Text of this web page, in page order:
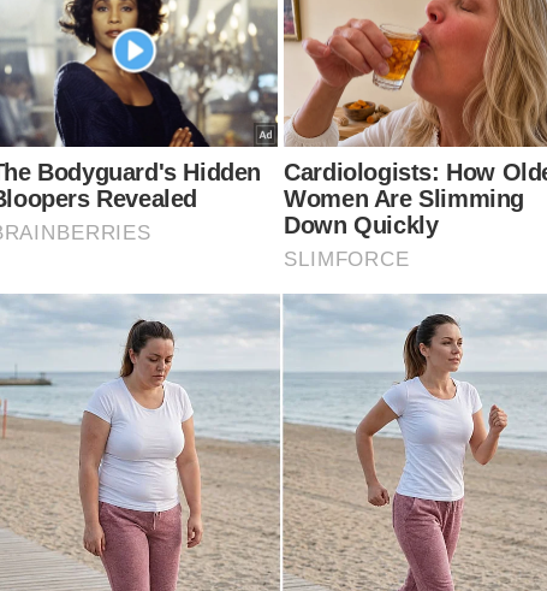
"Nasib baik apabila kami memeriksa arkib kami,
tulang-tulang terbabit didapati hanya dipinjamkan
(kepada universiti di Amerika Syarikat), jadi kami
menulis kepada mereka yang kami mahukan tulang
tersebut dipulangkan semula,” katanya.
Beliau berkata, lebih 100 tulang manusia purba itu
dijangka akan dipamerkan di Kompleks Muzium
Sarawak yang baru siap dibina dan sedang
menjalani kerja ubah suai serta disasarkan akan
dibuka hujung tahun ini. - Bernama
Artikel Berkaitan:
Mayat lelaki tidak sempurna ditemukan terapung
Pesta Air Nasional@Kuantan semarakkan sektor
pelancongan
Parti Sabah, Sarawak sokong pentadbiran Anwar
walaupun tewas PRN - Ewon
Muat turun aplikasi Sinar Harian.Klik di sini!